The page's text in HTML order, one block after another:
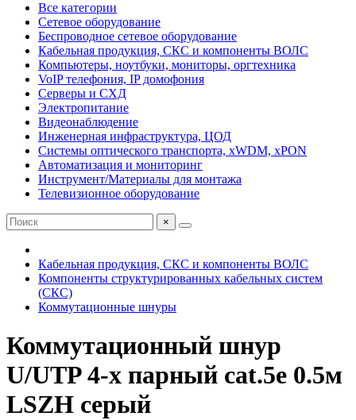
Все категории
Сетевое оборудование
Беспроводное сетевое оборудование
Кабельная продукция, СКС и компоненты ВОЛС
Компьютеры, ноутбуки, мониторы, оргтехника
VoIP телефония, IP домофония
Серверы и СХД
Электропитание
Видеонаблюдение
Инженерная инфраструктура, ЦОД
Системы оптического транспорта, xWDM, xPON
Автоматизация и мониторинг
Инструмент/Материалы для монтажа
Телевизионное оборудование
×
Кабельная продукция, СКС и компоненты ВОЛС
Компоненты структурированных кабельных систем
(СКС)
Коммутационные шнуры
Коммутационный шнур
U/UTP 4-х парный cat.5e 0.5м
LSZH серый